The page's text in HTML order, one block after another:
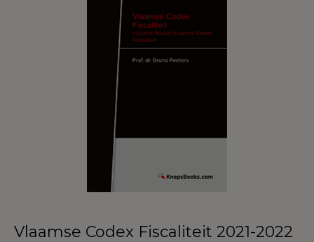
Vlaamse Codex Fiscaliteit 2021-2022